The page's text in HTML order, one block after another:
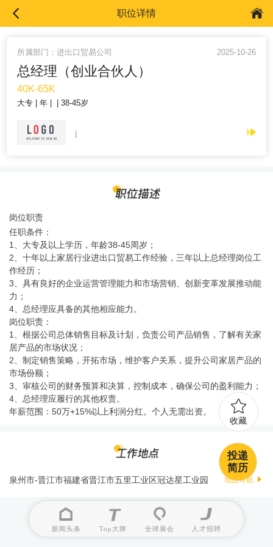
职位详情
所属部门：进出口贸易公司 2025-10-26
总经理（创业合伙人）
40K-65K
大专 年 38-45岁
岗位职责
任职条件：
1、大专及以上学历，年龄38-45周岁；
2、十年以上家居行业进出口贸易工作经验，三年以上总经理岗位工
作经历；
3、具有良好的企业运营管理能力和市场营销、创新变革发展推动能
力；
4、总经理应具备的其他相应能力。
岗位职责：
1、根据公司总体销售目标及计划，负责公司产品销售，了解有关家
居产品的市场状况；
2、制定销售策略，开拓市场，维护客户关系，提升公司家居产品的
市场份额；
3、审核公司的财务预算和决算，控制成本，确保公司的盈利能力；
4、总经理应履行的其他权责。
年薪范围：50万+15%以上利润分红。个人无需出资。
泉州市-晋江市福建省晋江市五里工业区冠达星工业园 地图导航
新闻头条 Top大牌 全球展会 人才招聘
收藏
投递
简历